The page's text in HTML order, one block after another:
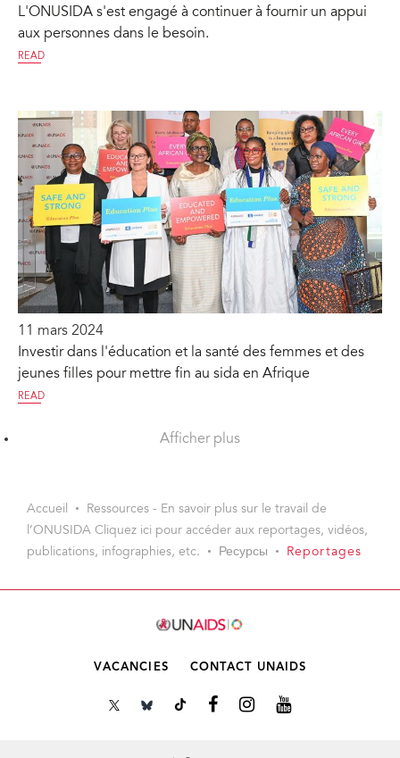
L'ONUSIDA s'est engagé à continuer à fournir un appui
aux personnes dans le besoin.
READ
11 mars 2024
Investir dans l'éducation et la santé des femmes et des
jeunes filles pour mettre fin au sida en Afrique
READ
Afficher plus
Accueil
Ressources - En savoir plus sur le travail de
l’ONUSIDA Cliquez ici pour accéder aux reportages, vidéos,
publications, infographies, etc.
Ресурсы Reportages
VACANCIES CONTACT UNAIDS